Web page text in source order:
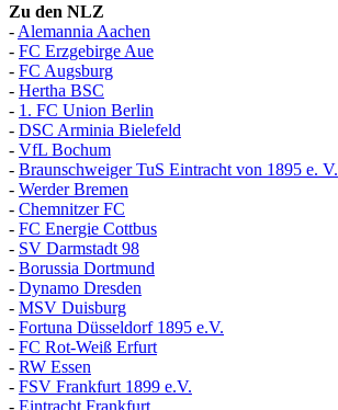
Zu den NLZ
- Alemannia Aachen
- FC Erzgebirge Aue
- FC Augsburg
- Hertha BSC
- 1. FC Union Berlin
- DSC Arminia Bielefeld
- VfL Bochum
- Braunschweiger TuS Eintracht von 1895 e. V.
- Werder Bremen
- Chemnitzer FC
- FC Energie Cottbus
- SV Darmstadt 98
- Borussia Dortmund
- Dynamo Dresden
- MSV Duisburg
- Fortuna Düsseldorf 1895 e.V.
- FC Rot-Weiß Erfurt
- RW Essen
- FSV Frankfurt 1899 e.V.
- Eintracht Frankfurt